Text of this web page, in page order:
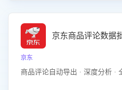
京东商品评论数据
京东
商品评论自动导出 · 深度分析 ·